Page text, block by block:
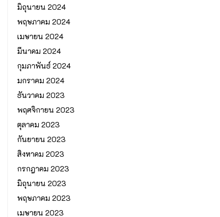
มิถุนายน 2024
พฤษภาคม 2024
เมษายน 2024
มีนาคม 2024
กุมภาพันธ์ 2024
มกราคม 2024
ธันวาคม 2023
พฤศจิกายน 2023
ตุลาคม 2023
กันยายน 2023
สิงหาคม 2023
กรกฎาคม 2023
มิถุนายน 2023
พฤษภาคม 2023
เมษายน 2023